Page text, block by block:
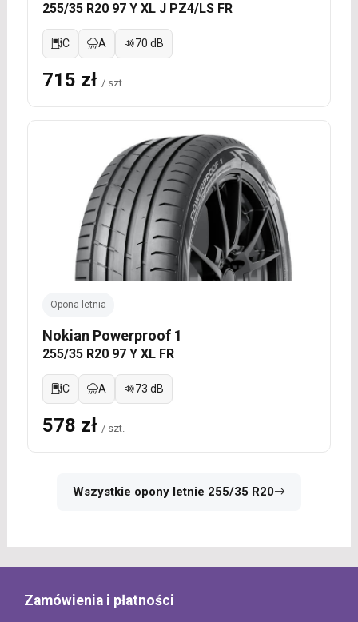
255/35 R20 97 Y XL J PZ4/LS FR
C A 70 dB
715 zł / szt.
Opona letnia
Nokian Powerproof 1
255/35 R20 97 Y XL FR
C A 73 dB
578 zł / szt.
Wszystkie opony letnie 255/35 R20
Zamówienia i płatności